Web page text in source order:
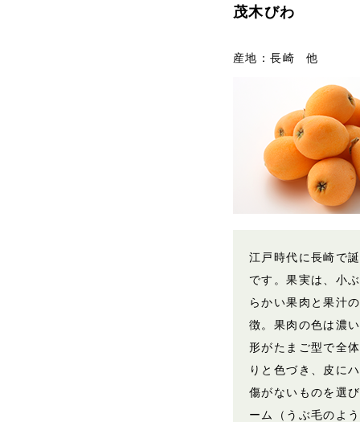
茂木びわ
産地：長崎 他
江戸時代に長崎で
です。果実は、小
らかい果肉と果汁
徴。果肉の色は濃
形がたまご型で全
りと色づき、皮に
傷がないものを選
ーム（うぶ毛のよ